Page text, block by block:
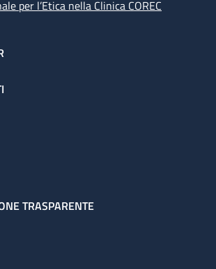
per l’Etica nella Clinica COREC
TRASPARENTE